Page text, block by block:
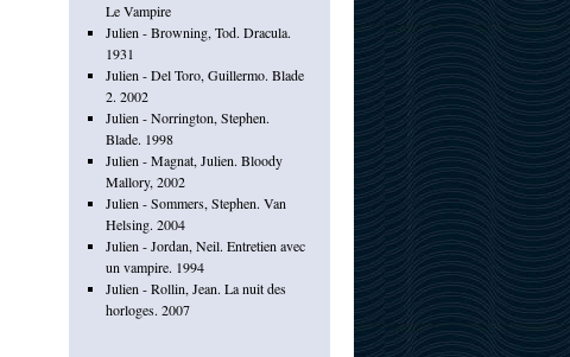
Le Vampire
Julien - Browning, Tod. Dracula.
1931
Julien - Del Toro, Guillermo. Blade
2. 2002
Julien - Norrington, Stephen.
Blade. 1998
Julien - Magnat, Julien. Bloody
Mallory, 2002
Julien - Sommers, Stephen. Van
Helsing. 2004
Julien - Jordan, Neil. Entretien avec
un vampire. 1994
Julien - Rollin, Jean. La nuit des
horloges. 2007